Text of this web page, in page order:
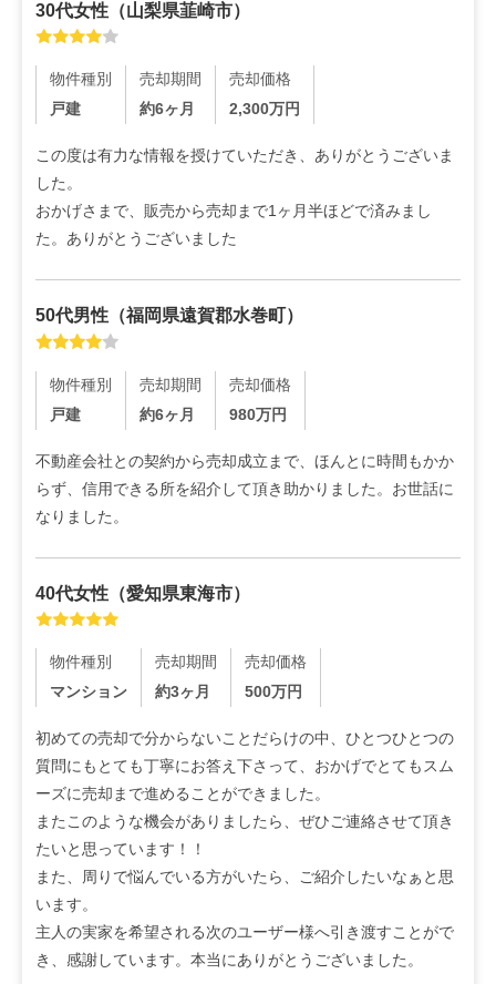
30代女性 （山梨県韮崎市）
物件種別
戸建
売却期間
約6ヶ月
売却価格
2,300万円
この度は有力な情報を授けていただき、ありがとうございま
した。
おかげさまで、販売から売却まで1ヶ月半ほどで済みまし
た。ありがとうございました
50代男性 （福岡県遠賀郡水巻町 ）
物件種別
戸建
売却期間
約6ヶ月
売却価格
980万円
不動産会社との契約から売却成立まで、ほんとに時間もかか
らず、信用できる所を紹介して頂き助かりました。お世話に
なりました。
40代女性 （愛知県東海市）
物件種別
マンション
売却期間
約3ヶ月
売却価格
500万円
初めての売却で分からないことだらけの中、ひとつひとつの
質問にもとても丁寧にお答え下さって、おかげでとてもスム
ーズに売却まで進めることができました。
またこのような機会がありましたら、ぜひご連絡させて頂き
たいと思っています！！
また、周りで悩んでいる方がいたら、ご紹介したいなぁと思
います。
主人の実家を希望される次のユーザー様へ引き渡すことがで
き、感謝しています。本当にありがとうございました。